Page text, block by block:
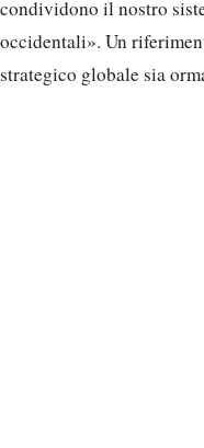
condividono il nostro
occidentali». Un
strategico globale sia